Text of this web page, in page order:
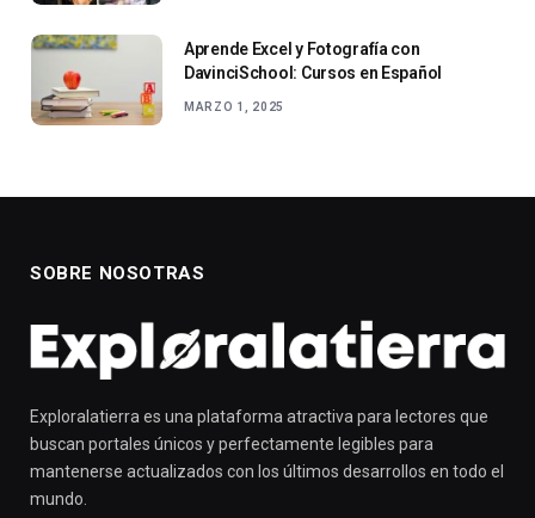
Aprende Excel y Fotografía con
DavinciSchool: Cursos en Español
MARZO 1, 2025
SOBRE NOSOTRAS
Exploralatierra es una plataforma atractiva para lectores que
buscan portales únicos y perfectamente legibles para
mantenerse actualizados con los últimos desarrollos en todo el
mundo.